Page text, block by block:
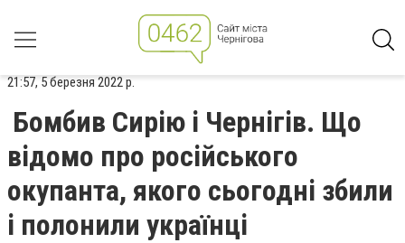
21:57, 5 березня 2022 р.
Бомбив Сирію і Чернігів. Що
відомо про російського
окупанта, якого сьогодні збили
і полонили українці